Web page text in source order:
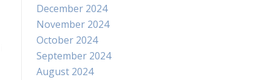
December 2024
November 2024
October 2024
September 2024
August 2024